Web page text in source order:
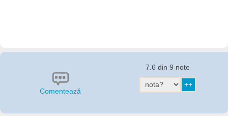
Comentează
7.6 din 9 note